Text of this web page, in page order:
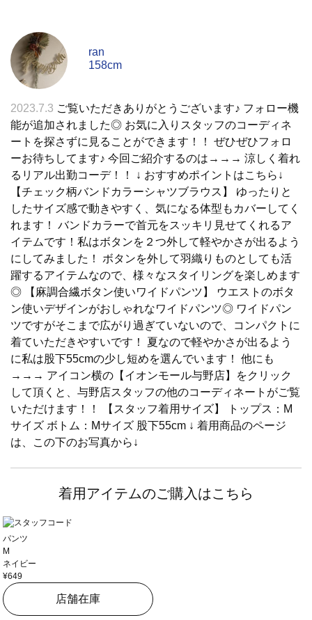
ran
158cm
2023.7.3 ご覧いただきありがとうございます♪ フォロー機
能が追加されました◎ お気に入りスタッフのコーディネ
ートを探さずに見ることができます！！ ぜひぜひフォロ
ーお待ちしてます♪ 今回ご紹介するのは→→→ 涼しく着れ
るリアル出勤コーデ！！ ↓ おすすめポイントはこちら↓
【チェック柄バンドカラーシャツブラウス】 ゆったりと
したサイズ感で動きやすく、気になる体型もカバーしてく
れます！ バンドカラーで首元をスッキリ見せてくれるア
イテムです！私はボタンを２つ外して軽やかさが出るよう
にしてみました！ ボタンを外して羽織りものとしても活
躍するアイテムなので、様々なスタイリングを楽しめます
◎ 【麻調合繊ボタン使いワイドパンツ】 ウエストのボタ
ン使いデザインがおしゃれなワイドパンツ◎ ワイドパン
ツですがそこまで広がり過ぎていないので、コンパクトに
着ていただきやすいです！ 夏なので軽やかさが出るよう
に私は股下55cmの少し短めを選んでいます！ 他にも
→→→ アイコン横の【イオンモール与野店】をクリック
して頂くと、与野店スタッフの他のコーディネートがご覧
いただけます！！ 【スタッフ着用サイズ】 トップス：M
サイズ ボトム：Mサイズ 股下55cm ↓ 着用商品のページ
は、この下のお写真から↓
着用アイテムのご購入はこちら
パンツ
M
ネイビー
¥649
店舗在庫